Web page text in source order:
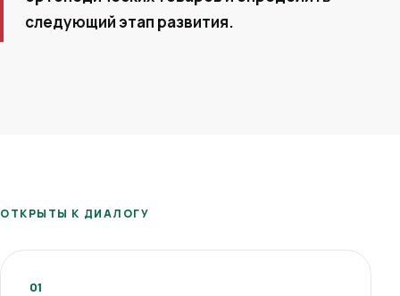
следующий этап развития.
ОТКРЫТЫ К ДИАЛОГУ
01